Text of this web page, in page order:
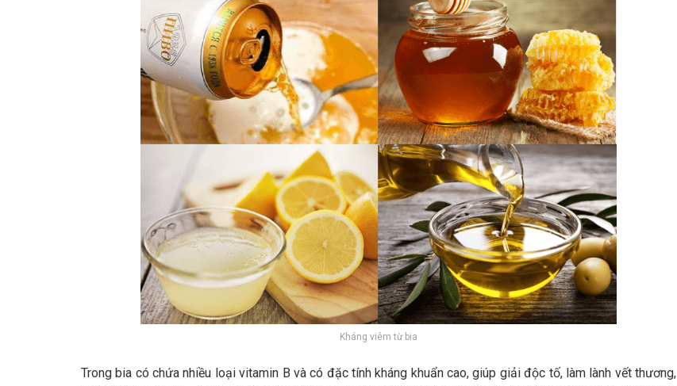
Kháng viêm từ bia
Trong bia có chứa nhiều loại vitamin B và có đặc tính kháng khuẩn cao, giúp giải độc tố, làm lành vết thương,